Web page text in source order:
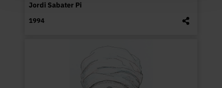
Jordi Sabater Pi
1994